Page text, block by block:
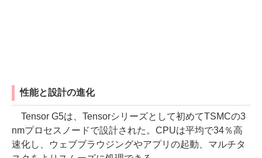
性能と設計の進化
Tensor G5は、Tensorシリーズとして初めてTSMCの3
nmプロセスノードで設計された。CPUは平均で34％高
速化し、ウェブブラウジングやアプリの起動、マルチタ